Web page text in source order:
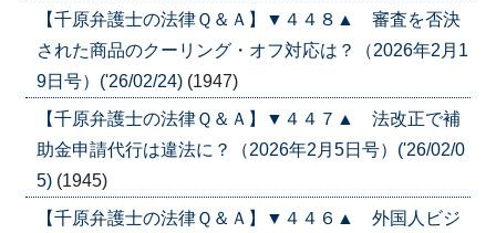
【千原弁護士の法律Ｑ＆Ａ】▼４４８▲ 審査を否決
された商品のクーリング・オフ対応は？（2026年2月1
9日号）('26/02/24) (1947)
【千原弁護士の法律Ｑ＆Ａ】▼４４７▲ 法改正で補
助金申請代行は違法に？（2026年2月5日号）('26/02/0
5) (1945)
【千原弁護士の法律Ｑ＆Ａ】▼４４６▲ 外国人ビジ